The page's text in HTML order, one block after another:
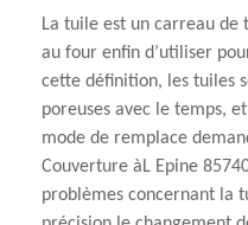
La tuile est un carreau
au four enfin d’utiliser
cette définition, les tuiles
poreuses avec le temps,
mode de remplace
Couverture àL Epine
problèmes concernant la